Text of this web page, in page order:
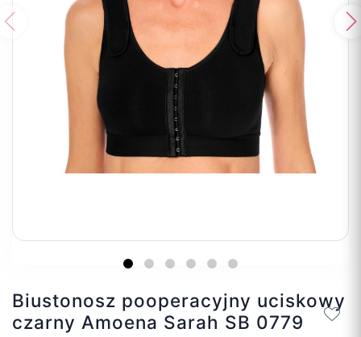
Poprzedni
Biustonosz pooperacyjny uciskowy
czarny Amoena Sarah SB 0779